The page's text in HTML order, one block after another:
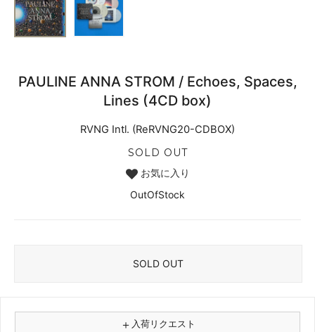
PAULINE ANNA STROM / Echoes, Spaces,
Lines (4CD box)
RVNG Intl. (ReRVNG20-CDBOX)
SOLD OUT
お気に入り
OutOfStock
SOLD OUT
＋ 入荷リクエスト